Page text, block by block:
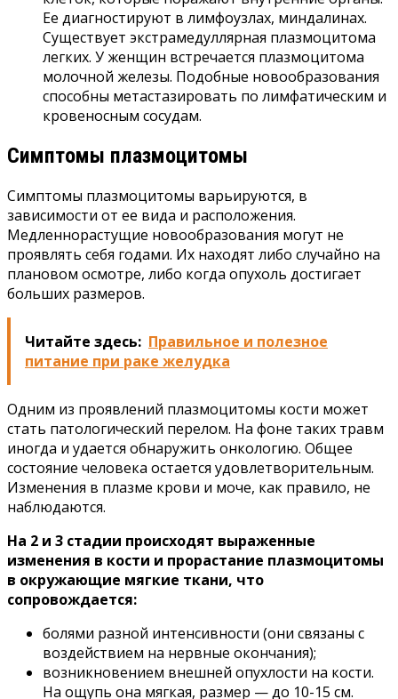
Ее диагностируют в лимфоузлах, миндалинах.
Существует экстрамедуллярная плазмоцитома
легких. У женщин встречается плазмоцитома
молочной железы. Подобные новообразования
способны метастазировать по лимфатическим и
кровеносным сосудам.
Симптомы плазмоцитомы
Симптомы плазмоцитомы варьируются, в
зависимости от ее вида и расположения.
Медленнорастущие новообразования могут не
проявлять себя годами. Их находят либо случайно на
плановом осмотре, либо когда опухоль достигает
больших размеров.
Читайте здесь: Правильное и полезное
питание при раке желудка
Одним из проявлений плазмоцитомы кости может
стать патологический перелом. На фоне таких травм
иногда и удается обнаружить онкологию. Общее
состояние человека остается удовлетворительным.
Изменения в плазме крови и моче, как правило, не
наблюдаются.
На 2 и 3 стадии происходят выраженные
изменения в кости и прорастание плазмоцитомы
в окружающие мягкие ткани, что
сопровождается:
болями разной интенсивности (они связаны с
воздействием на нервные окончания);
возникновением внешней опухлости на кости.
На ощупь она мягкая, размер — до 10-15 см.